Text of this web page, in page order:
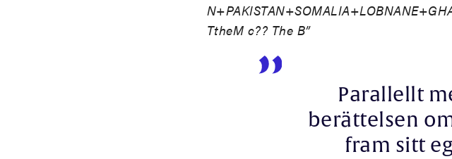
TtheM c?? The B”
Parallellt
berättelsen
fram sitt